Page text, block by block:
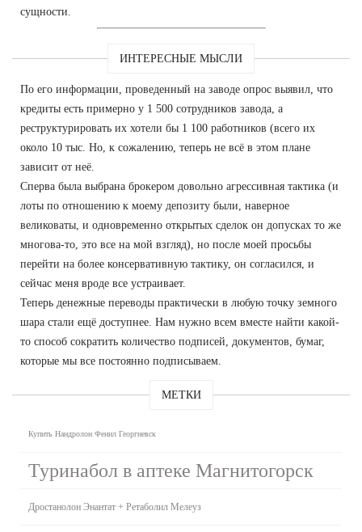
сущности.
ИНТЕРЕСНЫЕ МЫСЛИ
По его информации, проведенный на заводе опрос выявил, что
кредиты есть примерно у 1 500 сотрудников завода, а
реструктурировать их хотели бы 1 100 работников (всего их
около 10 тыс. Но, к сожалению, теперь не всё в этом плане
зависит от неё.
Сперва была выбрана брокером довольно агрессивная тактика (и
лоты по отношению к моему депозиту были, наверное
великоваты, и одновременно открытых сделок он допусках то же
многова-то, это все на мой взгляд), но после моей просьбы
перейти на более консервативную тактику, он согласился, и
сейчас меня вроде все устраивает.
Теперь денежные переводы практически в любую точку земного
шара стали ещё доступнее. Нам нужно всем вместе найти какой-
то способ сократить количество подписей, документов, бумаг,
которые мы все постоянно подписываем.
МЕТКИ
Купить Нандролон Фенил Георгиевск
Туринабол в аптеке Магнитогорск
Дростанолон Энантат + Ретаболил Мелеуз